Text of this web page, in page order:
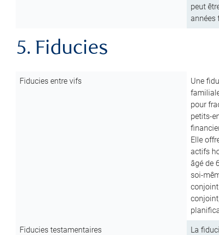
peut
années
5. Fiducies
Fiducies entre vifs
Une
pour
petits-
Elle
actifs
âgé de
soi-
Fiducies testamentaires
La